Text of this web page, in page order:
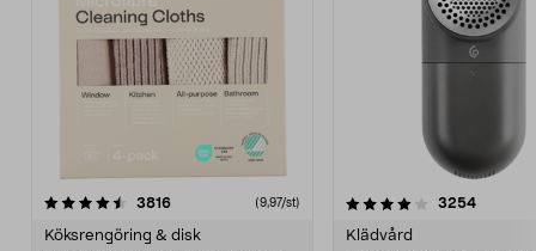
3816recensioner (9,97/st)
Köksrengöring & disk
4.0av 5 stjärnor 3254
Klädvård
4.5av 5 stjärnor